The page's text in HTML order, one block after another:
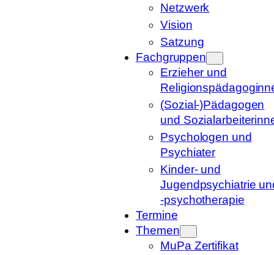
Netzwerk
Vision
Satzung
Fachgruppen
Erzieher und
(Sozial-)Pädagogen
und
Psychologen und
Psychiater
Kinder- und
Jugendpsychiatrie
-psychotherapie
Termine
Themen
MuPa Zertifikat